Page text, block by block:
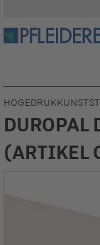
DUROPAL
(ARTIKEL